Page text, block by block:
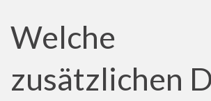
Welche
zusätzlichen